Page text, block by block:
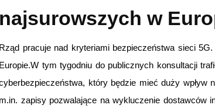
najsurowszych w
Rząd pracuje nad kryteriami bezpieczeństwa sieci
Europie.W tym tygodniu do publicznych konsultacji
który będzie mieć duży wpływ
m.in. zapisy pozwalające na wykluczenie dostawców